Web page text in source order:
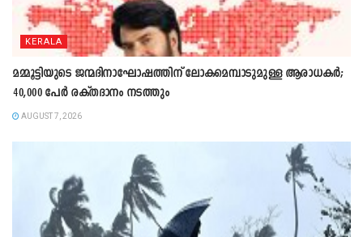
KERALA
മമ്മൂട്ടിയുടെ ജന്മദിനാഘോഷത്തിന് ലോകമെമ്പാടുമുള്ള ആരാധകർ;
40,000 പേർ രക്തദാനം നടത്തും
AUGUST 7, 2026